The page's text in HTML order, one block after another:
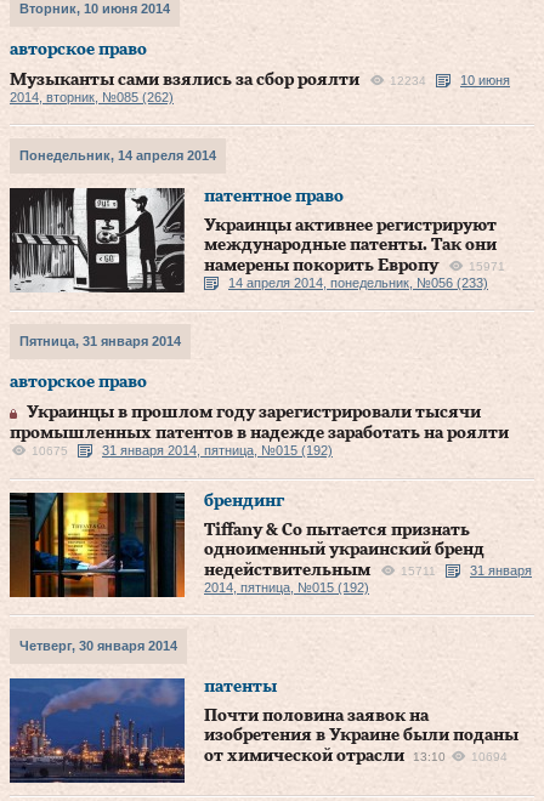
Вторник, 10 июня 2014
авторское право
Музыканты сами взялись за сбор роялти
12234
10 июня
2014, вторник, №085 (262)
Понедельник, 14 апреля 2014
патентное право
Украинцы активнее регистрируют
международные патенты. Так они
намерены покорить Европу
15971
14 апреля 2014, понедельник, №056 (233)
Пятница, 31 января 2014
авторское право
Украинцы в прошлом году зарегистрировали тысячи
промышленных патентов в надежде заработать на роялти
10675 31 января 2014, пятница, №015 (192)
брендинг
Tiffany & Co пытается признать
одноименный украинский бренд
недействительным
15711
31 января
2014, пятница, №015 (192)
Четверг, 30 января 2014
патенты
Почти половина заявок на
изобретения в Украине были поданы
от химической отрасли
13:10 10694